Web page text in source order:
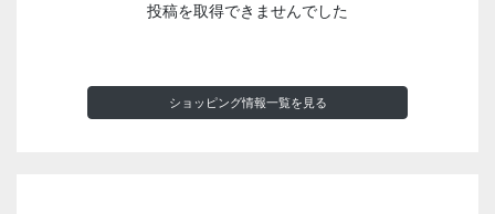
投稿を取得できませんでした
ショッピング情報一覧を見る